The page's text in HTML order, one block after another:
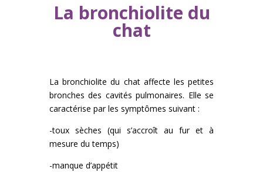
La bronchiolite du
chat
La bronchiolite du chat affecte les petites
bronches des cavités pulmonaires. Elle se
caractérise par les symptômes suivant :
-toux sèches (qui s’accroît au fur et à
mesure du temps)
-manque d’appétit